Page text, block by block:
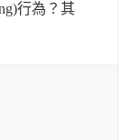
行為？其